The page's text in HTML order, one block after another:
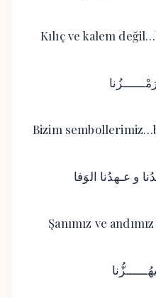
Kılıç ve kalem
Bizim
Şanımız ve